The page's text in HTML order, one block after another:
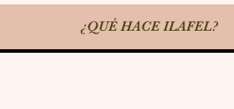
¿QUÉ HACE ILAFEL?